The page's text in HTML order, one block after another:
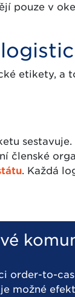
pouze v
etikety, a
. Každá
order-to-
možné